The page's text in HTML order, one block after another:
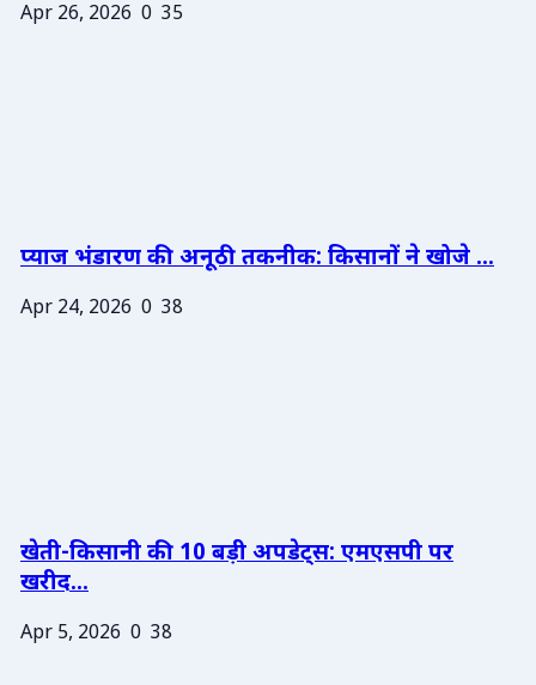
Apr 26, 2026 0 35
प्याज भंडारण की अनूठी तकनीक: किसानों ने खोजे ...
Apr 24, 2026 0 38
खेती-किसानी की 10 बड़ी अपडेट्स: एमएसपी पर
खरीद...
Apr 5, 2026 0 38